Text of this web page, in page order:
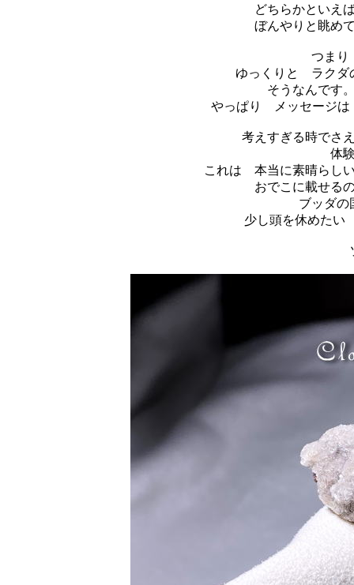
どちらかといえ
ぼんやりと眺め
つま
ゆっくりと ラクダ
そうなんです
やっぱり メッセージ
考えすぎる時でさ
体
これは 本当に素晴らし
おでこに載せる
ブッダの
少し頭を休めた